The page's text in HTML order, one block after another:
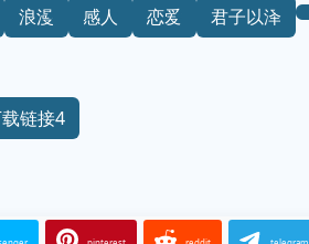
浪漫 感人 恋爱 君子以泽
链接4